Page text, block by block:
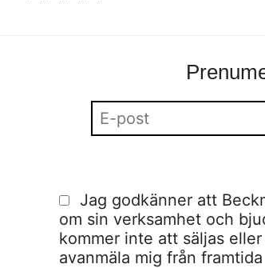
Jag godkänner att
om sin verksamhet och
kommer inte att säljas
avanmäla mig från